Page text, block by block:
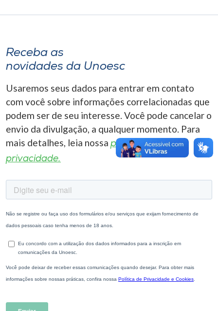
Selecione
o idioma
Receba as
novidades da Unoesc
Usaremos seus dados para entrar em contato
com você sobre informações correlacionadas que
podem ser de seu interesse. Você pode cancelar o
envio da divulgação, a qualquer momento. Para
mais detalhes, leia nossa política de
privacidade.